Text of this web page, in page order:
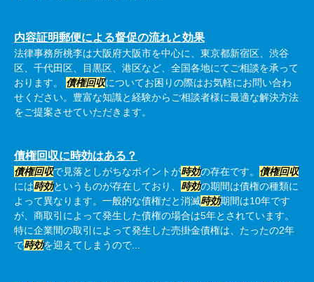
内容証明郵便による督促の流れと効果
法律事務所桃李は大阪府大阪市を中心に、東京都新宿区、渋谷
区、千代田区、目黒区、港区など、全国各地にてご相談を承って
おります。 債権回収についてお困りの際はお気軽にお問い合わ
せください。豊富な知識と経験からご相談者様に最適な解決方法
をご提案させていただきます。
債権回収に時効はある？
債権回収で見落としがちなポイントが時効の存在です。 債権回収
には時効というものが存在しており、 時効の期間は債権の種類に
よって異なります。一般的な債権だと消滅時効期間は10年です
が、商取引によって発生した債権の場合は5年とされています。
特に企業間の取引によって発生した売掛金債権は、たったの2年
で時効を迎えてしまうので...